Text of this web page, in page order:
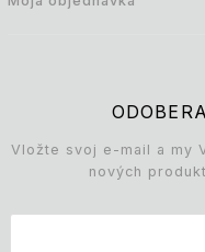
Vložte svoj e-mail a my
nových